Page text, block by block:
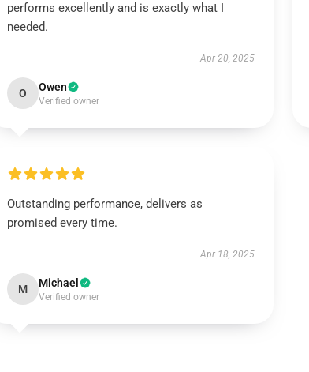
performs excellently and is exactly what I
needed.
Apr 20, 2025
O Owen
Verified owner
Outstanding performance, delivers as
promised every time.
Apr 18, 2025
M Michael
Verified owner